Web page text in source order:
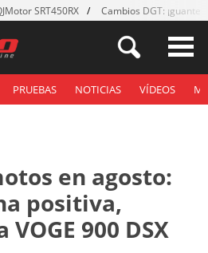
SRT450RX Cambios DGT: ¡guantes!
PRUEBAS NOTICIAS VÍDEOS
en agosto:
positiva,
900 DSX